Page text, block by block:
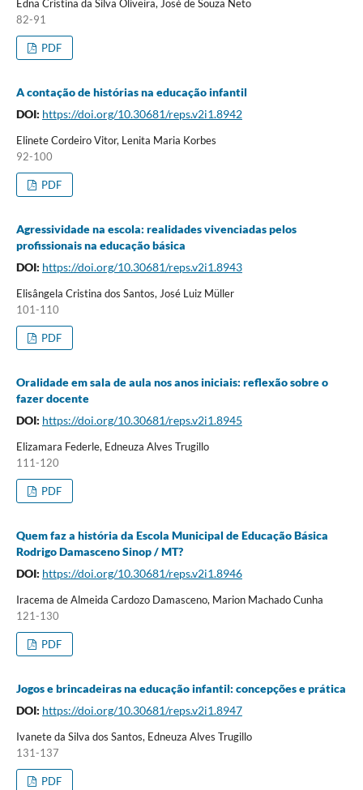
Edna Cristina da Silva Oliveira, José de Souza Neto
82-91
PDF
A contação de histórias na educação infantil
DOI: https://doi.org/10.30681/reps.v2i1.8942
Elinete Cordeiro Vitor, Lenita Maria Korbes
92-100
PDF
Agressividade na escola: realidades vivenciadas pelos
profissionais na educação básica
DOI: https://doi.org/10.30681/reps.v2i1.8943
Elisângela Cristina dos Santos, José Luiz Müller
101-110
PDF
Oralidade em sala de aula nos anos iniciais: reflexão sobre o
fazer docente
DOI: https://doi.org/10.30681/reps.v2i1.8945
Elizamara Federle, Edneuza Alves Trugillo
111-120
PDF
Quem faz a história da Escola Municipal de Educação Básica
Rodrigo Damasceno Sinop / MT?
DOI: https://doi.org/10.30681/reps.v2i1.8946
Iracema de Almeida Cardozo Damasceno, Marion Machado Cunha
121-130
PDF
Jogos e brincadeiras na educação infantil: concepções e prática
DOI: https://doi.org/10.30681/reps.v2i1.8947
Ivanete da Silva dos Santos, Edneuza Alves Trugillo
131-137
PDF